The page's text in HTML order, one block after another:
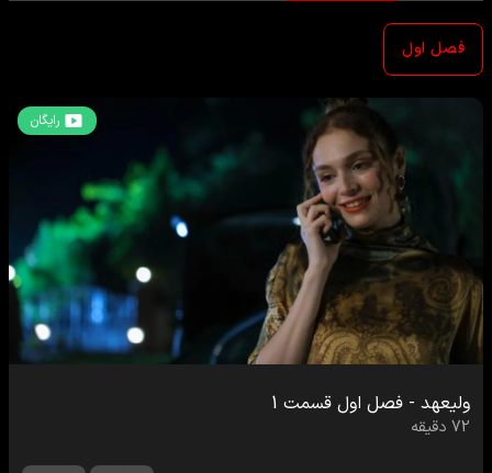
فصل اول
رایگان
ولیعهد - فصل اول قسمت 1
72 دقیقه